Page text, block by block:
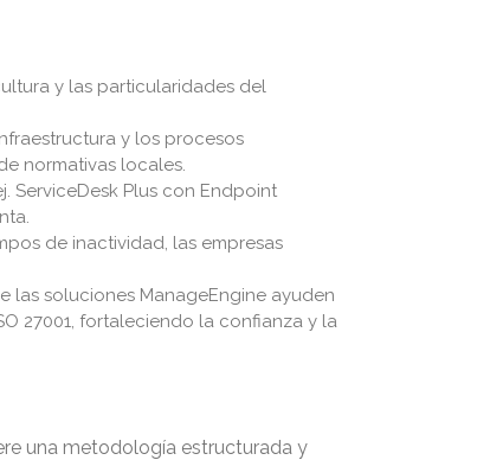
y las particularidades del
y los procesos
normativas locales.
ServiceDesk Plus con Endpoint
de inactividad, las empresas
las soluciones ManageEngine ayuden
27001, fortaleciendo la confianza y la
una metodología estructurada y